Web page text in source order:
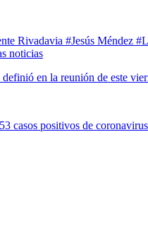
Rivadavia #Jesús Méndez
noticias
en la reunión de este
casos positivos de